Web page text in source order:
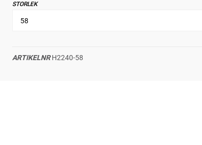
STORLEK
ARTIKELNRH2240-58